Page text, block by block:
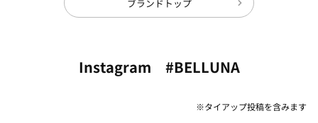
ブランドトップ
Instagram #BELLUNA
※タイアップ投稿を含みます